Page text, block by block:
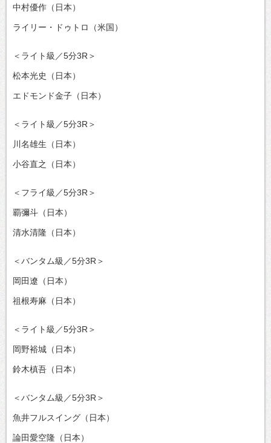
中村優作（日本）
ライリー・ドゥトロ（米国）
＜ライト級／5分3R＞
松本光史（日本）
エドモンド金子（日本）
＜ライト級／5分3R＞
川名雄生（日本）
小谷直之（日本）
＜フライ級／5分3R＞
覇彌斗（日本）
清水清隆（日本）
＜バンタム級／5分3R＞
岡田遼（日本）
祖根寿麻（日本）
＜ライト級／5分3R＞
岡野裕城（日本）
鈴木槙吾（日本）
＜バンタム級／5分3R＞
魚井フルスイング（日本）
論田愛空隆（日本）